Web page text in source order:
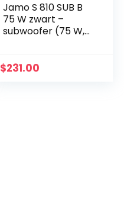
Jamo S 810 SUB B
75 W zwart –
subwoofer (75 W,
cm (10 inch))
$231.00